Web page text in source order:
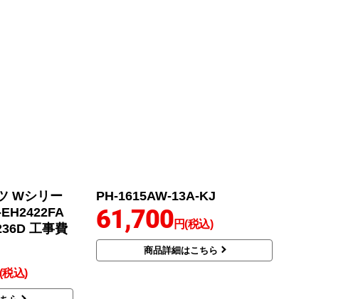
Wシリー
工事費
税込)
PH-1615AW-13A-KJ
61,700円(税込)
商品詳細はこちら